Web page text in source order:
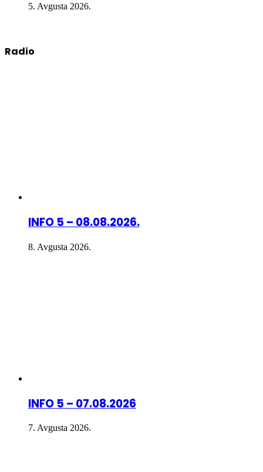
5. Avgusta 2026.
Radio
INFO 5 – 08.08.2026.
8. Avgusta 2026.
INFO 5 – 07.08.2026
7. Avgusta 2026.